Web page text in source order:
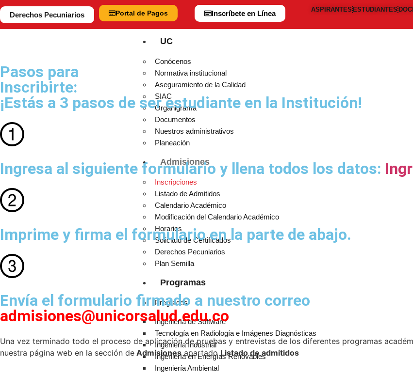
Derechos Pecuniarios Portal de Pagos Inscríbete en Línea ASPIRANTES ESTUDIANTES
UC
Conócenos
Normativa institucional
Aseguramiento de la Calidad
SIAC
Organigrama
Documentos
Nuestros administrativos
Planeación
Admisiones
Inscripciones
Listado de Admitidos
Calendario Académico
Modificación del Calendario Académico
Horarios
Solicitud de Certificados
Derechos Pecuniarios
Plan Semilla
Programas
Pregrados
Ingeniería de Software
Tecnología en Radiología e Imágenes Diagnósticas
Ingeniería Industrial
Ingeniería en Energías Renovables
Ingeniería Ambiental
Pasos para
Inscribirte:
¡Estás a 3 pasos de ser estudiante en la Institución!
Ingresa al siguiente formulario y llena todos los datos:
Imprime y firma el formulario en la parte de abajo.
Envía el formulario firmado a nuestro correo
admisiones@unicorsalud.edu.co
Una vez terminado todo el proceso de aplicación de pruebas y entrevistas de los diferentes programas
nuestra página web en la sección de AdmisionesapartadoListado de admitidos